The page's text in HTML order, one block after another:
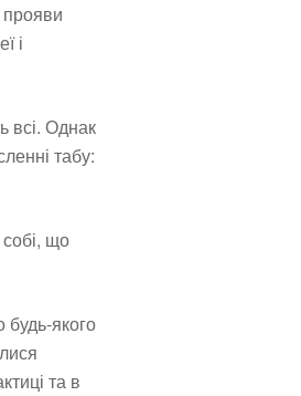
прояви
і
всі. Однак
табу:
собі, що
якого
та в